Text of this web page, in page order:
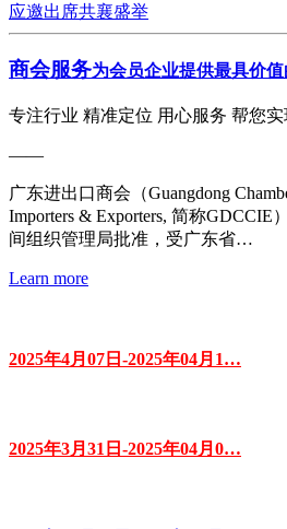
应邀出席共襄盛举
商会服务为会员企业提供最具价
专注行业 精准定位 用心服务 帮您
——
广东进出口商会（Guangdong
Importers & Exporters, 简称GDCCIE
间组织管理局批准，受广东省…
Learn more
2025年4月07日-2025年04月1…
2025年3月31日-2025年04月0…